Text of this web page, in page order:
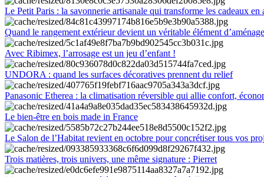
Le Petit Paris : la savonnerie artisanale qui transforme les cadeaux en
Quand le rangement extérieur devient un véritable élément
Avec Ribimex, l’arrosage est un jeu d’enfant !
UNDORA : quand les surfaces décoratives prennent du relief
Panasonic Etherea : la climatisation réversible qui allie confort,
Le bien-être en bois made in France
Le Salon de l’Habitat revient en octobre pour concrétiser tous vos
Trois matières, trois univers, une même signature : Pierret